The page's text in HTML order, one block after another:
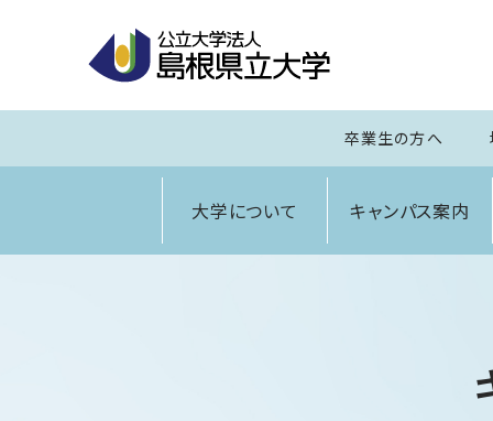
卒業生の方へ
大学について キャンパス案内